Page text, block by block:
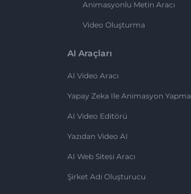
Animasyonlu Metin Aracı
Video Oluşturma
AI Araçları
AI Video Aracı
Yapay Zeka Ile Animasyon Yapma
AI Video Editörü
Yazıdan Video AI
AI Web Sitesi Aracı
Şirket Adı Oluşturucu